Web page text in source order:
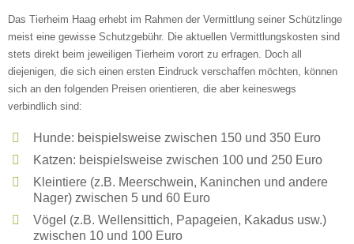
Weitere Informationen zum
Tierheim
Trägerverein
Beschreibung des Tierheims
Das Tierheim Haag erhebt im Rahmen der Vermittlung seiner Schützlinge
meist eine gewisse Schutzgebühr. Die aktuellen Vermittlungskosten sind
stets direkt beim jeweiligen Tierheim vorort zu erfragen. Doch all
diejenigen, die sich einen ersten Eindruck verschaffen möchten, können
sich an den folgenden Preisen orientieren, die aber keineswegs
verbindlich sind:
Hunde: beispielsweise zwischen 150 und 350 Euro
Katzen: beispielsweise zwischen 100 und 250 Euro
Kleintiere (z.B. Meerschwein, Kaninchen und andere
Nager) zwischen 5 und 60 Euro
Vögel (z.B. Wellensittich, Papageien, Kakadus usw.)
zwischen 10 und 100 Euro